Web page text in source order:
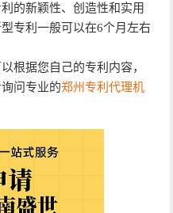
的新颖性、创造性和实用
专利一般可以在6个月左右
根据您自己的专利内容，
问专业的郑州专利代理机